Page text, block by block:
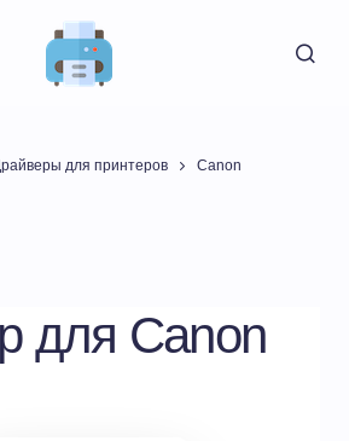
для принтеров Canon
для Canon